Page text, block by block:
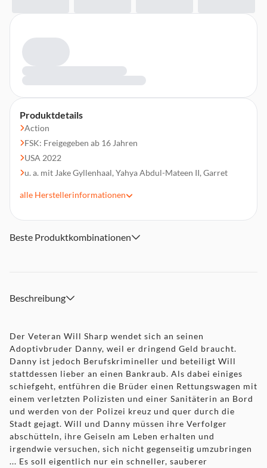
Produktdetails
Action
FSK: Freigegeben ab 16 Jahren
USA 2022
u. a. mit Jake Gyllenhaal, Yahya Abdul-Mateen II, Garret
Regie: Michael Bay
alle Herstellerinformationen
Beste Produktkombinationen
Beschreibung
Der Veteran Will Sharp wendet sich an seinen
Adoptivbruder Danny, weil er dringend Geld braucht.
Danny ist jedoch Berufskrimineller und beteiligt Will
stattdessen lieber an einen Bankraub. Als dabei einiges
schiefgeht, entführen die Brüder einen Rettungswagen mit
einem verletzten Polizisten und einer Sanitäterin an Bord
und werden von der Polizei kreuz und quer durch die
Stadt gejagt. Will und Danny müssen ihre Verfolger
abschütteln, ihre Geiseln am Leben erhalten und
irgendwie versuchen, sich nicht gegenseitig umzubringen
... Es soll eigentlich nur ein schneller, sauberer